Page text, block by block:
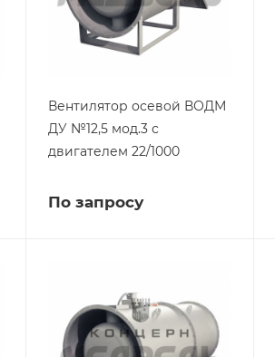
Вентилятор осевой ВОДМ
ДУ №12,5 мод.3 с
двигателем 22/1000
По запросу